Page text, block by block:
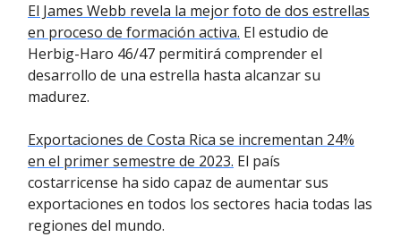
El James Webb revela la mejor foto de dos estrellas
en proceso de formación activa. El estudio de
Herbig-Haro 46/47 permitirá comprender el
desarrollo de una estrella hasta alcanzar su
madurez.
Exportaciones de Costa Rica se incrementan 24%
en el primer semestre de 2023. El país
costarricense ha sido capaz de aumentar sus
exportaciones en todos los sectores hacia todas las
regiones del mundo.